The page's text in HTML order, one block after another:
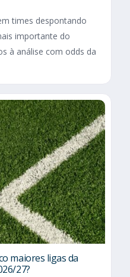
times despontando
importante do
à análise com odds da
maiores ligas da
27?